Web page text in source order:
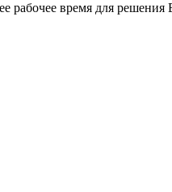
время для решения